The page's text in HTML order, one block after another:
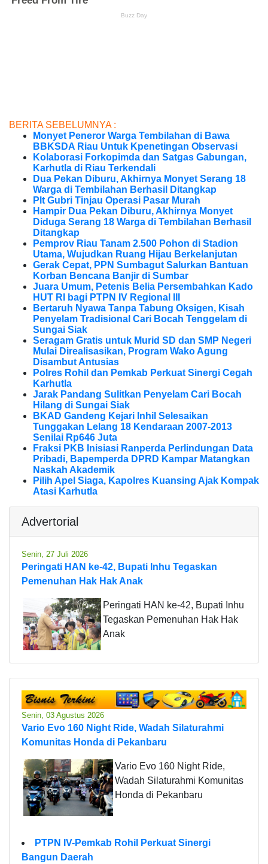
BERITA SEBELUMNYA :
Monyet Peneror Warga Tembilahan di Bawa
BBKSDA Riau Untuk Kpenetingan Observasi
Kolaborasi Forkopimda dan Satgas Gabungan,
Karhutla di Riau Terkendali
Dua Pekan Diburu, Akhirnya Monyet Serang 18
Warga di Tembilahan Berhasil Ditangkap
Plt Gubri Tinjau Operasi Pasar Murah
Hampir Dua Pekan Diburu, Akhirnya Monyet
Diduga Serang 18 Warga di Tembilahan Berhasil
Ditangkap
Pemprov Riau Tanam 2.500 Pohon di Stadion
Utama, Wujudkan Ruang Hijau Berkelanjutan
Gerak Cepat, PPN Sumbagut Salurkan Bantuan
Korban Bencana Banjir di Sumbar
Juara Umum, Petenis Belia Persembahkan Kado
HUT RI bagi PTPN IV Regional III
Bertaruh Nyawa Tanpa Tabung Oksigen, Kisah
Penyelam Tradisional Cari Bocah Tenggelam di
Sungai Siak
Seragam Gratis untuk Murid SD dan SMP Negeri
Mulai Direalisasikan, Program Wako Agung
Disambut Antusias
Polres Rohil dan Pemkab Perkuat Sinergi Cegah
Karhutla
Jarak Pandang Sulitkan Penyelam Cari Bocah
Hilang di Sungai Siak
BKAD Gandeng Kejari Inhil Selesaikan
Tunggakan Lelang 18 Kendaraan 2007-2013
Senilai Rp646 Juta
Fraksi PKB Inisiasi Ranperda Perlindungan Data
Pribadi, Bapemperda DPRD Kampar Matangkan
Naskah Akademik
Pilih Apel Siaga, Kapolres Kuansing Ajak Kompak
Atasi Karhutla
Advertorial
Senin, 27 Juli 2026
Peringati HAN ke-42, Bupati Inhu Tegaskan
Pemenuhan Hak Hak Anak
Peringati HAN ke-42, Bupati Inhu
Tegaskan Pemenuhan Hak Hak
Anak
Senin, 03 Agustus 2026
Vario Evo 160 Night Ride, Wadah Silaturahmi
Komunitas Honda di Pekanbaru
Vario Evo 160 Night Ride,
Wadah Silaturahmi Komunitas
Honda di Pekanbaru
PTPN IV-Pemkab Rohil Perkuat Sinergi
Bangun Daerah